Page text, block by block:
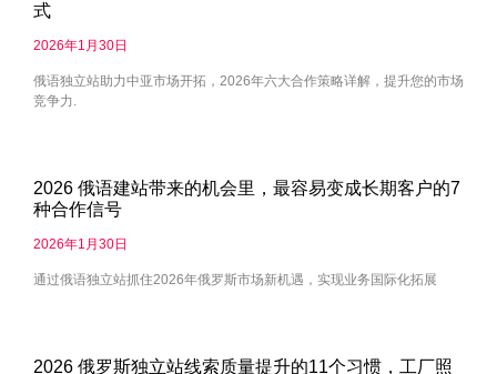
式
2026年1月30日
俄语独立站助力中亚市场开拓，2026年六大合作策略详解，提升您的市场
竞争力.
2026 俄语建站带来的机会里，最容易变成长期客户的7
种合作信号
2026年1月30日
通过俄语独立站抓住2026年俄罗斯市场新机遇，实现业务国际化拓展
2026 俄罗斯独立站线索质量提升的11个习惯，工厂照